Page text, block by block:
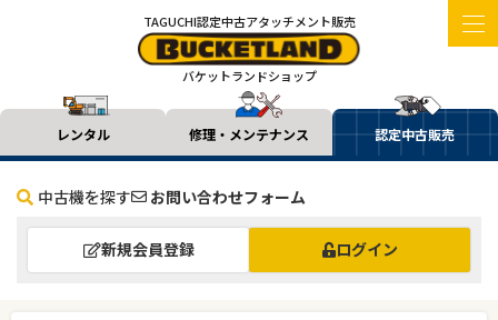
TAGUCHI認定中古アタッチメント販売
バケットランドショップ
レンタル 修理・メンテナンス 認定中古販売
中古機を探す お問い合わせフォーム
新規会員登録 ログイン